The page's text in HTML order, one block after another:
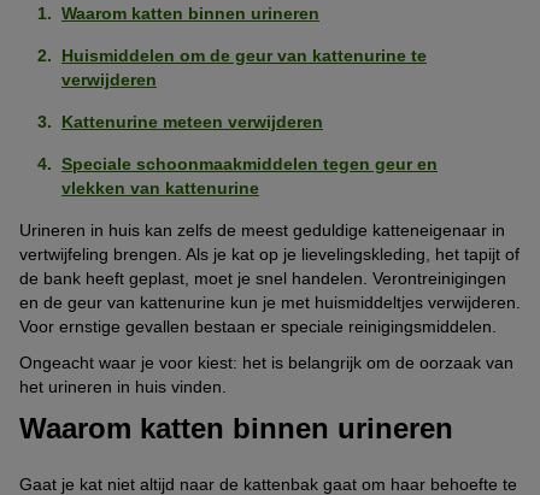
Waarom katten binnen urineren
Huismiddelen om de geur van kattenurine te
verwijderen
Kattenurine meteen verwijderen
Speciale schoonmaakmiddelen tegen geur en
vlekken van kattenurine
Urineren in huis kan zelfs de meest geduldige katteneigenaar in
vertwijfeling brengen. Als je kat op je lievelingskleding, het tapijt of
de bank heeft geplast, moet je snel handelen. Verontreinigingen
en de geur van kattenurine kun je met huismiddeltjes verwijderen.
Voor ernstige gevallen bestaan er speciale reinigingsmiddelen.
Ongeacht waar je voor kiest: het is belangrijk om de oorzaak van
het urineren in huis vinden.
Waarom katten binnen urineren
Gaat je kat niet altijd naar de kattenbak gaat om haar behoefte te